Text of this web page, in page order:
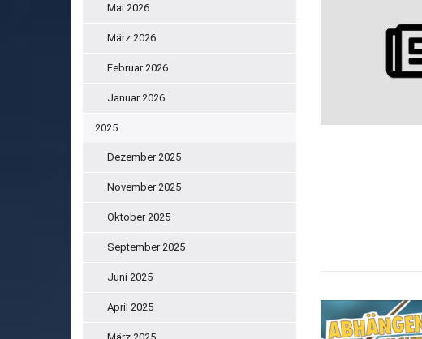
Mai 2026
März 2026
Februar 2026
Januar 2026
2025
Dezember 2025
November 2025
Oktober 2025
September 2025
Juni 2025
April 2025